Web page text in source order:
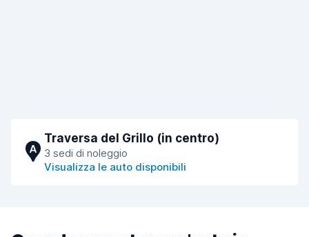
A
Traversa del Grillo (in centro)
3 sedi di noleggio
Visualizza le auto disponibili